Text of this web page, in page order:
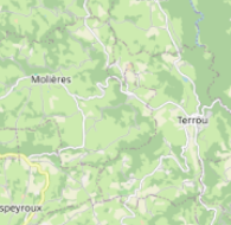
de voyage ?